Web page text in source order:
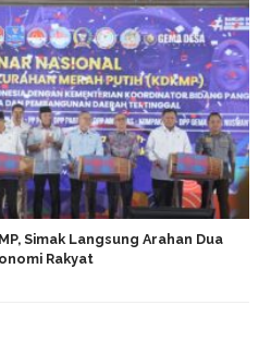
Simak Langsung Arahan Dua
Rakyat